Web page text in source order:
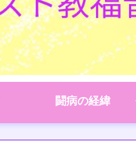
闘病の経緯